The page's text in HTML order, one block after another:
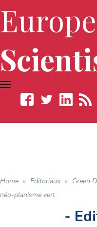
TOGGLE
NAVIGATION
Home » Editoriaux » Green
néo-planisme vert
-